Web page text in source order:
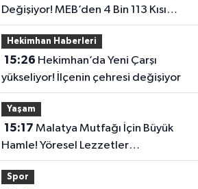
Değişiyor! MEB’den 4 Bin 113 Kısım
İçin Büyük İhale
Hekimhan Haberleri
15:26
yükseliyor! İlçenin çehresi değişiyor
Yaşam
15:17
Hamle! Yöresel Lezzetler
Gastronomi Sokağı’nda Buluştu
Spor